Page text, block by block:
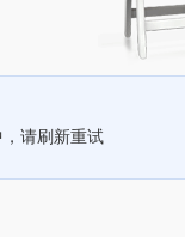
请刷新重试